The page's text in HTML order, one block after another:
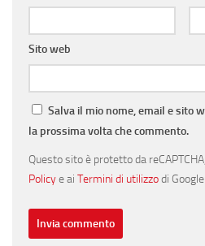
Sito web
Salva il mio nome, email e sito
la prossima volta che commento.
Questo sito è protetto da
Policye ai Termini di utilizzodi Google.